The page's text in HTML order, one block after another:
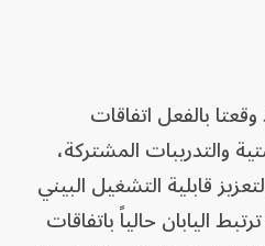
بالفعل اتفاقات
والتدريبات المشتركة،
قابلية التشغيل البيني
اليابان حالياً باتفاقات